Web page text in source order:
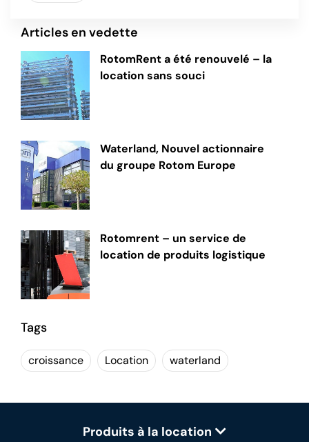
Articles en vedette
RotomRent a été renouvelé – la
location sans souci
Waterland, Nouvel actionnaire
du groupe Rotom Europe
Rotomrent – un service de
location de produits logistique
Tags
croissance Location waterland
Produits à la location